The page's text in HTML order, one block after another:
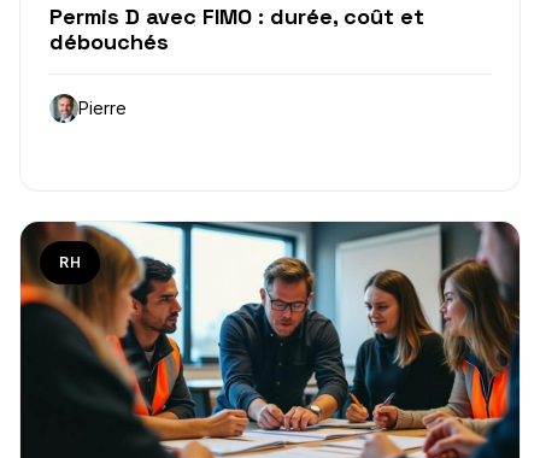
Permis D avec FIMO : durée, coût et
débouchés
Pierre
RH